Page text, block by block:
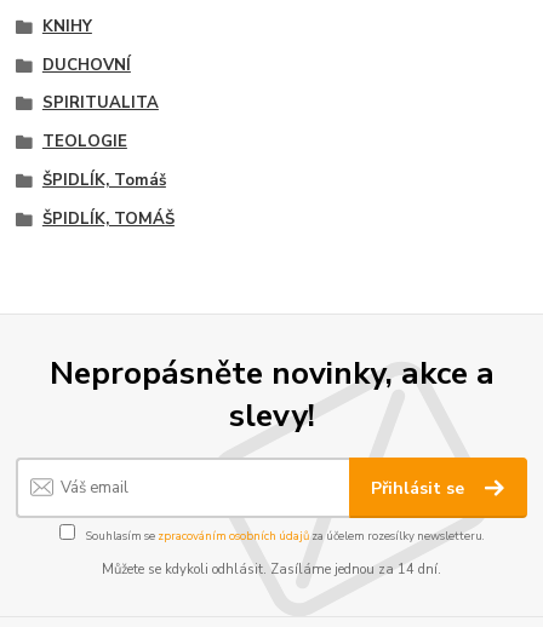
KNIHY
DUCHOVNÍ
SPIRITUALITA
TEOLOGIE
ŠPIDLÍK, Tomáš
ŠPIDLÍK, TOMÁŠ
Nepropásněte novinky, akce a
slevy!
Přihlásit se
Souhlasím se zpracováním osobních údajůza účelem rozesílky newsletteru.
Můžete se kdykoli odhlásit. Zasíláme jednou za 14 dní.